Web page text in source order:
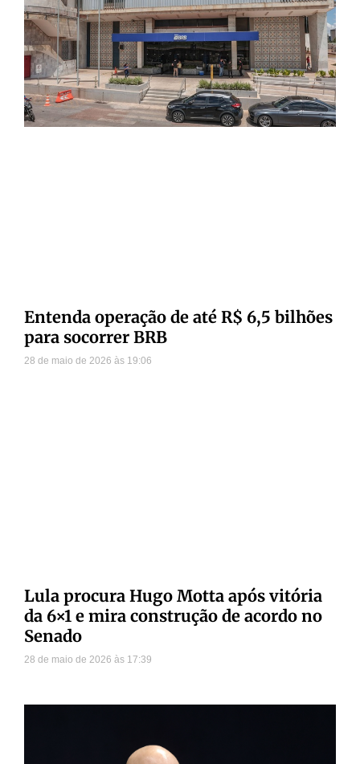
Entenda operação de até R$ 6,5 bilhões
para socorrer BRB
28 de maio de 2026 19:06
Lula procura Hugo Motta após vitória
da 6×1 e mira construção de acordo no
Senado
28 de maio de 2026 17:39